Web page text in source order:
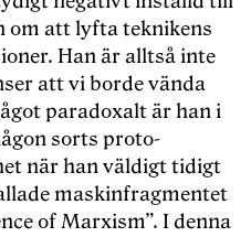
om att lyfta teknikens
Han är alltså inte
att vi borde vända
paradoxalt är han i
sorts proto-
när han väldigt tidigt
maskinfragmentet
of Marxism”. I denna